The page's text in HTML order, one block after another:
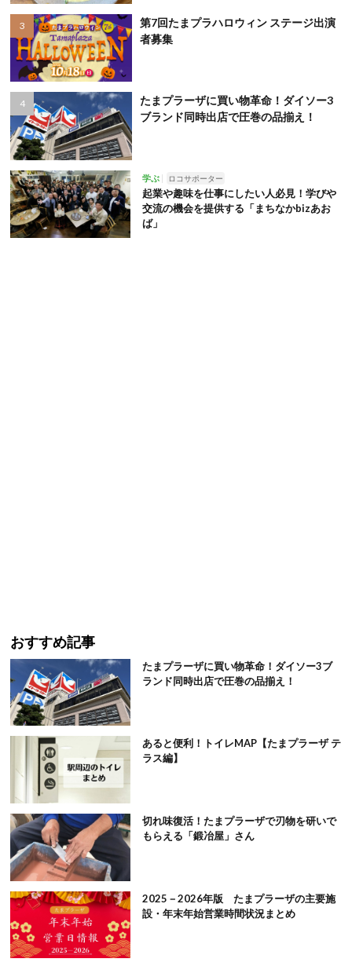
第7回たまプラハロウィン ステージ出演
者募集
たまプラーザに買い物革命！ダイソー3
ブランド同時出店で圧巻の品揃え！
学ぶ ロコサポーター
起業や趣味を仕事にしたい人必見！学びや
交流の機会を提供する「まちなかbizあお
ば」
おすすめ記事
たまプラーザに買い物革命！ダイソー3ブ
ランド同時出店で圧巻の品揃え！
あると便利！トイレMAP【たまプラーザ テ
ラス編】
切れ味復活！たまプラーザで刃物を研いで
もらえる「鍛冶屋」さん
2025－2026年版 たまプラーザの主要施
設・年末年始営業時間状況まとめ